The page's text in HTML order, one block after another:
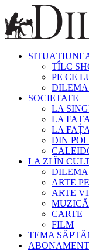
TÎLC
PE CE
SOCIETATE
LA
LA
LA
DIN
LA ZI ÎN
ARTE
ARTE
MUZICĂ
CARTE
FILM
TEMA